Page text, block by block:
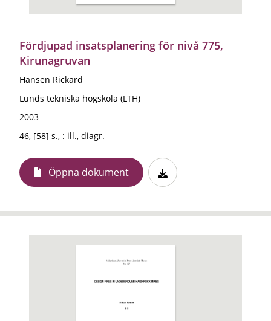
Fördjupad insatsplanering för nivå 775,
Kirunagruvan
Hansen Rickard
Lunds tekniska högskola (LTH)
2003
46, [58] s., : ill., diagr.
Öppna dokument